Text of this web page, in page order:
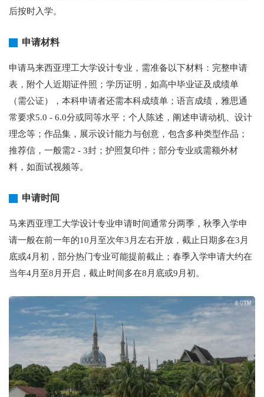
后按时入学。
申请材料
申请马来西亚理工大学设计专业，需准备以下材料：完整申请
表，附个人近期证件照；学历证明，如高中毕业证及成绩单
（需公证），本科申请者还需本科成绩单；语言成绩，雅思通
常要求5.0 - 6.0分或同等水平；个人陈述，阐述申请动机、设计
理念等；作品集，展示设计能力与创意，包含多种类型作品；
推荐信，一般需2 - 3封；护照复印件；部分专业或需额外材
料，如面试视频等。
申请时间
马来西亚理工大学设计专业申请时间通常分两季，秋季入学申
请一般在前一年的10月至次年3月左右开放，截止日期多在3月
底或4月初，部分热门专业可能提前截止；春季入学申请大约在
当年4月至8月开启，截止时间多在8月底或9月初。